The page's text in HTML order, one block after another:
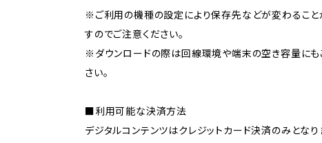
※ご利用の機種の設定により保存先などが変わること
すのでご注意ください。
※ダウンロードの際は回線環境や端末の空き容量にも
さい。
■利用可能な決済方法
デジタルコンテンツはクレジットカード決済のみとなり